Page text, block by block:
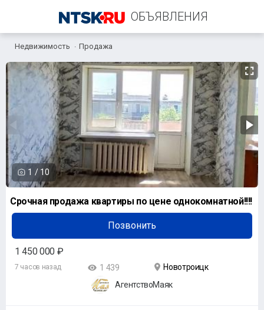
ОБЪЯВЛЕНИЯ
+7 (958) 838-38-73
Недвижимость Продажа
1 / 10
Срочная продажа квартиры по цене однокомнатной!!!!
Позвонить
1 450 000 ₽
7 часов назад 1 439
Новотроицк
АгентствоМаяк